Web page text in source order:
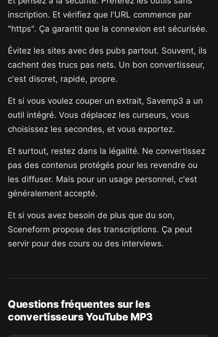
inscription. Et vérifiez que l'URL commence par
"https". Ça garantit que la connexion est sécurisée.
Évitez les sites avec des pubs partout. Souvent, ils
cachent des trucs pas nets. Un bon convertisseur,
c'est discret, rapide, propre.
Et si vous voulez couper un extrait, Savemp3 a un
outil intégré. Vous déplacez les curseurs, vous
choisissez les secondes, et vous exportez.
Et surtout, restez dans la légalité. Ne convertissez
pas des contenus protégés pour les revendre ou
les diffuser. Mais pour un usage personnel, c'est
généralement accepté.
Et si vous avez besoin de plus que du son,
Sceneform propose des transcriptions. Ça peut
servir pour des cours ou des interviews.
Questions fréquentes sur les
convertisseurs YouTube MP3